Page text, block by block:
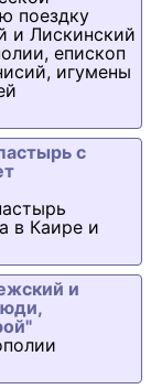
поездку
и Лискинский
епископ
игумены
с
в Каире и
и